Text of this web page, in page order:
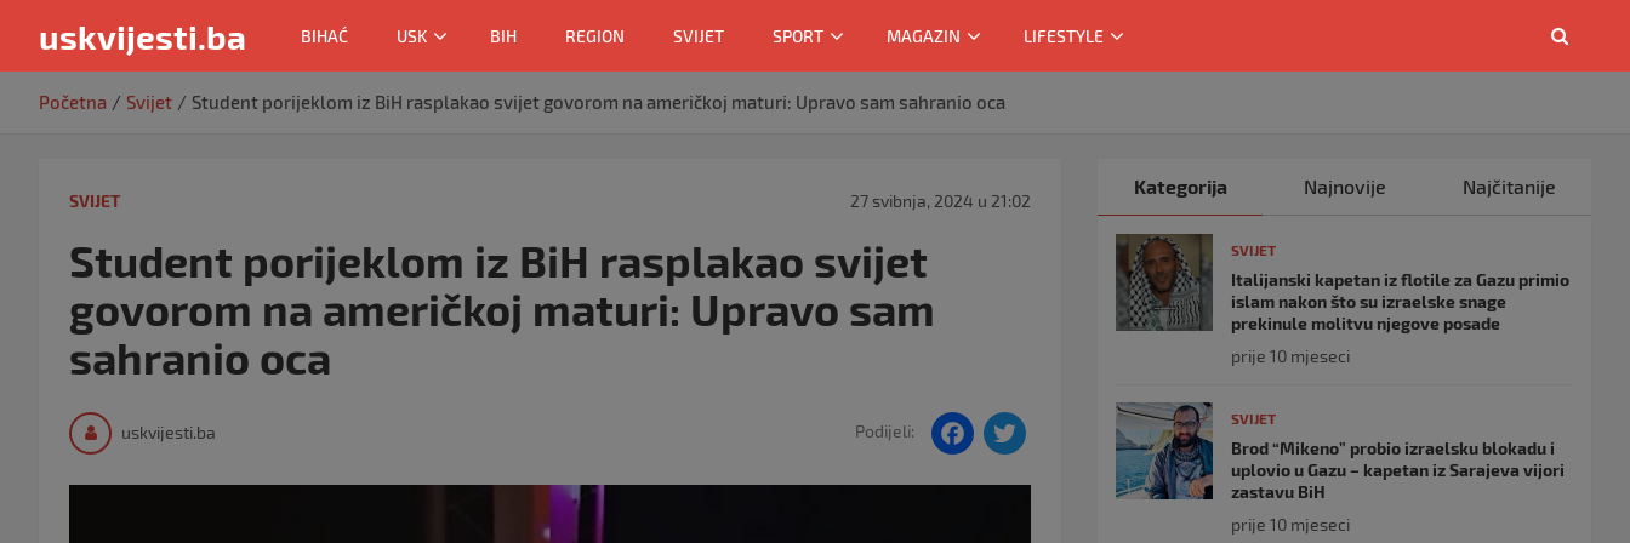
uskvijesti.ba BIHAĆ USK BIH REGION SVIJET SPORT MAGAZIN LIFESTYLE
Početna Svijet Student porijeklom iz BiH rasplakao svijet govorom na američkoj maturi: Upravo sam sahranio oca
SVIJET 27 svibnja, 2024 u 21:02
Student porijeklom iz BiH rasplakao svijet
govorom na američkoj maturi: Upravo sam
sahranio oca
uskvijesti.ba Podijeli:
F
Kategorija Najnovije Najčitanije
SVIJET
Italijanski kapetan iz flotile za Gazu primio
islam nakon što su izraelske snage
prekinule molitvu njegove posade
prije 10 mjeseci
SVIJET
Brod “Mikeno” probio izraelsku blokadu i
uplovio u Gazu – kapetan iz Sarajeva vijori
zastavu BiH
prije 10 mjeseci